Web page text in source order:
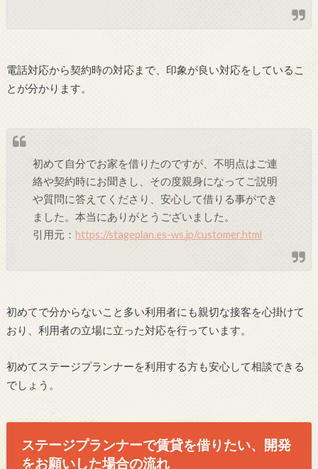
電話対応から契約時の対応まで、印象が良い対応をしているこ
とが分かります。
初めて自分でお家を借りたのですが、不明点はご連
絡や契約時にお聞きし、その度親身になってご説明
や質問に答えてくださり、安心して借りる事ができ
ました。本当にありがとうございました。
引用元： https://stageplan.es-ws.jp/customer.html
初めてで分からないこと多い利用者にも親切な接客を心掛けて
おり、利用者の立場に立った対応を行っています。
初めてステージプランナーを利用する方も安心して相談できる
でしょう。
ステージプランナーで賃貸を借りたい、開発
をお願いした場合の流れ